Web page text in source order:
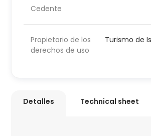
Cedente
Propietario de los
derechos de uso
Turismo de
Detalles Technical sheet